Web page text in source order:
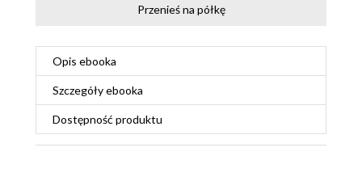
Przenieś na półkę
Opis ebooka
Szczegółyebooka
Dostępność produktu